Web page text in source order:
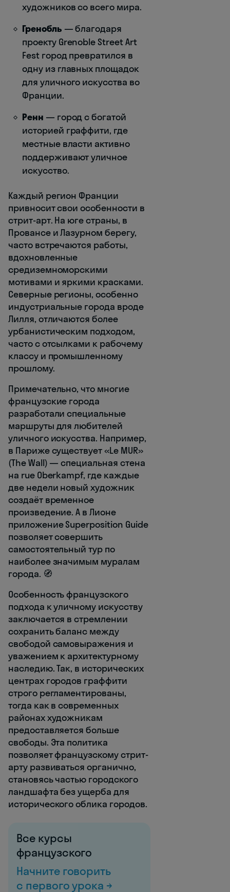
художников со всего мира.
Гренобль — благодаря
проекту Grenoble Street Art
Fest город превратился в
одну из главных площадок
для уличного искусства во
Франции.
Ренн — город с богатой
историей граффити, где
местные власти активно
поддерживают уличное
искусство.
Каждый регион Франции
привносит свои особенности в
стрит-арт. На юге страны, в
Провансе и Лазурном берегу,
часто встречаются работы,
вдохновленные
средиземноморскими
мотивами и яркими красками.
Северные регионы, особенно
индустриальные города вроде
Лилля, отличаются более
урбанистическим подходом,
часто с отсылками к рабочему
классу и промышленному
прошлому.
Примечательно, что многие
французские города
разработали специальные
маршруты для любителей
уличного искусства. Например,
в Париже существует «Le MUR»
(The Wall) — специальная стена
на rue Oberkampf, где каждые
две недели новый художник
создаёт временное
произведение. А в Лионе
приложение Superposition Guide
позволяет совершить
самостоятельный тур по
наиболее значимым муралам
города. 🧭
Особенность французского
подхода к уличному искусству
заключается в стремлении
сохранить баланс между
свободой самовыражения и
уважением к архитектурному
наследию. Так, в исторических
центрах городов граффити
строго регламентированы,
тогда как в современных
районах художникам
предоставляется больше
свободы. Эта политика
позволяет французскому стрит-
арту развиваться органично,
становясь частью городского
ландшафта без ущерба для
исторического облика городов.
Все курсы
французского
Начните говорить
с первого урока →